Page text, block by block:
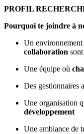
PROFIL
Pourquoi te joindre à
Un environnement
collaboration
Une équipe où
Des gestionnaires
Une organisation
développement
Une ambiance de